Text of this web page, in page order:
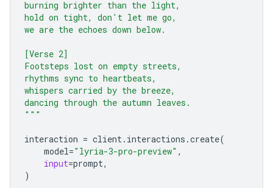
burning brighter than the light,
hold on tight, don't let me go,
we are the echoes down below.
[Verse 2]
Footsteps lost on empty streets,
rhythms sync to heartbeats,
whispers carried by the breeze,
dancing through the autumn leaves.
"""
interaction = client. interactions .create(
model="lyria-3-pro-preview" ,
input=prompt,
)